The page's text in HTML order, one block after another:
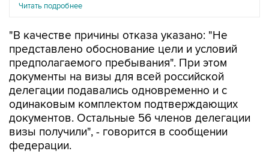
Читать подробнее
"В качестве причины отказа указано: "Не
представлено обоснование цели и условий
предполагаемого пребывания". При этом
документы на визы для всей российской
делегации подавались одновременно и с
одинаковым комплектом подтверждающих
документов. Остальные 56 членов делегации
визы получили", - говорится в сообщении
федерации.